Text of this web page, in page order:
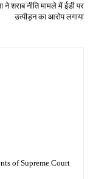
ने शराब नीति मामले में ईडी पर
उत्पीड़न का आरोप लगाया
of Supreme Court